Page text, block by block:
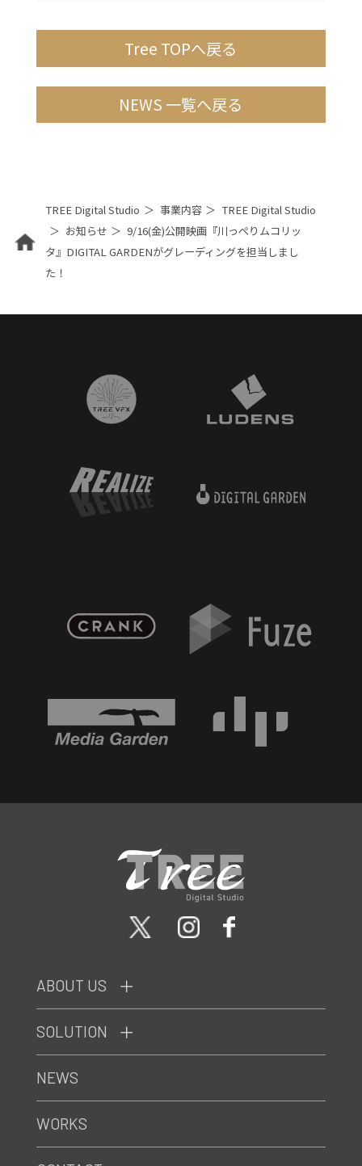
Tree TOPへ戻る
NEWS 一覧へ戻る
TREE Digital Studio 事業内容
TREE Digital Studio
お知らせ
9/16(金)公開映画『川っぺりムコリッ
タ』DIGITAL GARDENがグレーディングを担当しまし
た！
ABOUT US
SOLUTION
NEWS
WORKS